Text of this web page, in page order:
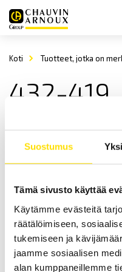
Suostumus
Tämä sivusto käyttää
Käytämme evästeitä
räätälöimiseen,
tukemiseen ja
jaamme sosiaalisen
alan kumppaneillemme
Koti Tuotteet, jotka on
432-419